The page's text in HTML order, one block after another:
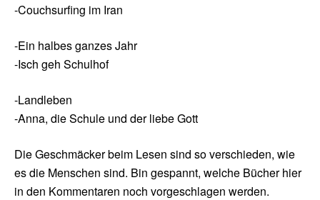
-Couchsurfing im Iran
-Ein halbes ganzes Jahr
-Isch geh Schulhof
-Landleben
-Anna, die Schule und der liebe Gott
Die Geschmäcker beim Lesen sind so verschieden, wie
es die Menschen sind. Bin gespannt, welche Bücher hier
in den Kommentaren noch vorgeschlagen werden.